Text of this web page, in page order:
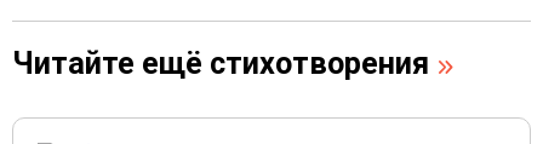
Читайте ещё стихотворения